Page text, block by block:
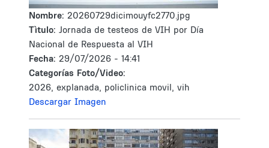
Nombre: 20260729dicimouyfc2770.jpg
Tìtulo: Jornada de testeos de VIH por Día
Nacional de Respuesta al VIH
Fecha: 29/07/2026 - 14:41
Categorías Foto/Video:
2026, explanada, policlinica movil, vih
Descargar Imagen